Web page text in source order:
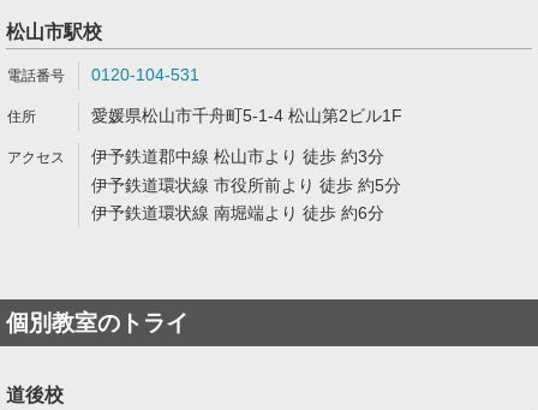
松山市駅校
0120-104-531
愛媛県松山市千舟町5-1-4 松山第2ビル1F
伊予鉄道郡中線 松山市より 徒歩 約3分
伊予鉄道環状線 市役所前より 徒歩 約5分
伊予鉄道環状線 南堀端より 徒歩 約6分
個別教室のトライ
道後校